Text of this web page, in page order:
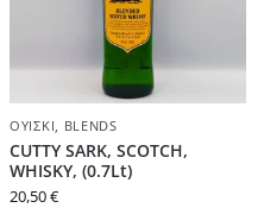
ΟΥΊΣΚΙ, BLENDS
CUTTY SARK, SCOTCH,
WHISKY, (0.7Lt)
20,50€